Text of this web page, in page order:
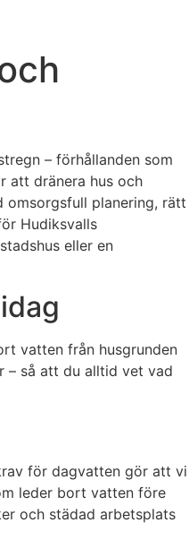
– förhållanden som
att dränera hus och
omsorgsfull planering, rätt
Hudiksvalls
eller en
vatten från husgrunden
– så att du alltid vet vad
för dagvatten gör att vi
leder bort vatten före
och städad arbetsplats